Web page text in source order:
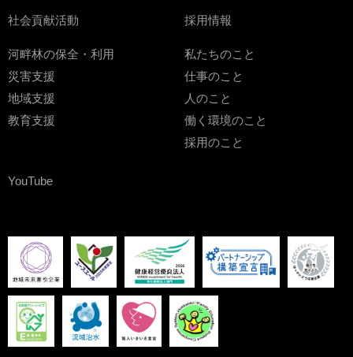
社会貢献活動
河畔林の保全・利用
災害支援
地域支援
教育支援
採用情報
私たちのこと
仕事のこと
人のこと
働く環境のこと
採用のこと
YouTube